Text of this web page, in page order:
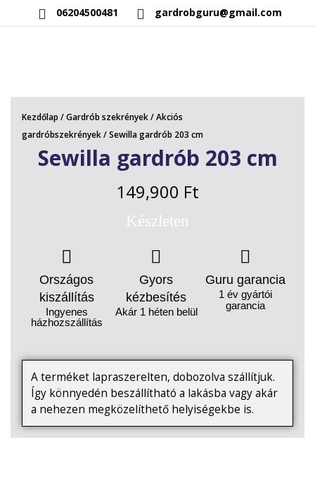
06204500481 gardrobguru@gmail.com
RAKTÁRON LÉVŐ TERMÉKEK
SAJÁT GYÁRTÁSÚ TERMÉKEK
KAPCSOLAT
Kezdőlap /Gardrób szekrények/Akciós
gardróbszekrények/ Sewilla gardrób 203 cm
Sewilla gardrób 203 cm
149,900 Ft
Készleten
Országos
kiszállítás
Ingyenes
házhozszállítás
Gyors
kézbesítés
Akár 1 héten belül
Guru garancia
1 év gyártói
garancia
A terméket lapraszerelten, dobozolva szállítjuk.
Így könnyedén beszállítható a lakásba vagy akár
a nehezen megközelíthető helyiségekbe is.